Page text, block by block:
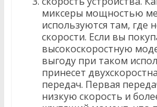
миксеры мощностью
используются там, где
скорости. Если вы
высокоскоростную
выгоду при таком
принесет
передач. Первая
низкую скорость и